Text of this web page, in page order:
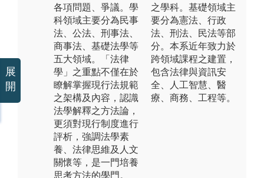
各項問題、爭議。學
科領域主要分為民事
法、公法、刑事法、
商事法、基礎法學等
五大領域。「法律
學」之重點不僅在於
瞭解掌握現行法規範
之架構及內容，認識
法學解釋之方法論，
更須對現行制度進行
評析，強調法學素
養、法律思維及人文
關懷等，是一門培養
思考方法的學門。
之學科。基礎領域主
要分為憲法、行政
法、刑法、民法等部
分。本系近年致力於
跨領域課程之建置，
包含法律與資訊安
全、人工智慧、醫
療、商務、工程等。
展
開